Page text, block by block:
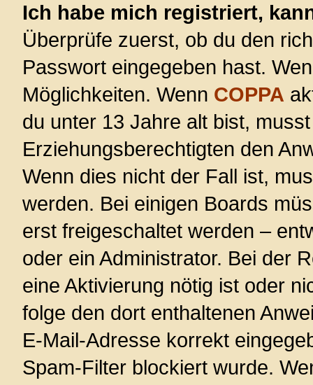
Ich habe mich registriert,
Überprüfe zuerst, ob du den
Passwort eingegeben hast.
Möglichkeiten. Wenn COPPA
du unter 13 Jahre alt bist,
Erziehungsberechtigten den
Wenn dies nicht der Fall ist,
werden. Bei einigen Boards
erst freigeschaltet werden –
oder ein Administrator. Bei der
eine Aktivierung nötig ist oder
folge den dort enthaltenen
E-Mail-Adresse korrekt
Spam-Filter blockiert wurde.